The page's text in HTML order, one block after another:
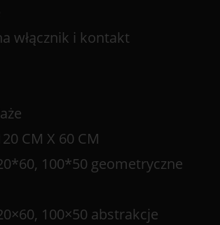
włącznik i kontakt
CM X 60 CM
100*50 geometryczne
100×50 abstrakcje